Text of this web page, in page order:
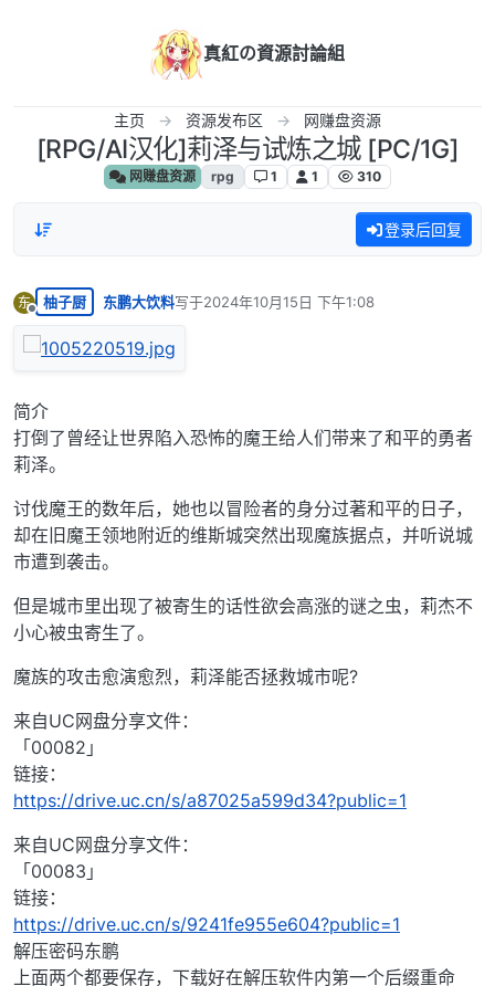
真紅の資源討論組
主页 资源发布区 网赚盘资源
[RPG/AI汉化]莉泽与试炼之城 [PC/1G]
网赚盘资源 rpg 1 1 310
登录后回复
东
离线
柚子厨 东鹏大饮料写于2024年10月15日 下午1:08
最后由 编辑
简介
打倒了曾经让世界陷入恐怖的魔王给人们带来了和平的勇者
莉泽。
讨伐魔王的数年后，她也以冒险者的身分过著和平的日子，
却在旧魔王领地附近的维斯城突然出现魔族据点，并听说城
市遭到袭击。
但是城市里出现了被寄生的话性欲会高涨的谜之虫，莉杰不
小心被虫寄生了。
魔族的攻击愈演愈烈，莉泽能否拯救城市呢?
来自UC网盘分享文件：
「00082」
链接：
https://drive.uc.cn/s/a87025a599d34?public=1
来自UC网盘分享文件：
「00083」
链接：
https://drive.uc.cn/s/9241fe955e604?public=1
解压密码东鹏
上面两个都要保存，下载好在解压软件内第一个后缀重命